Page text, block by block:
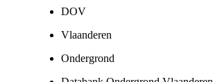
DOV
Vlaanderen
Ondergrond